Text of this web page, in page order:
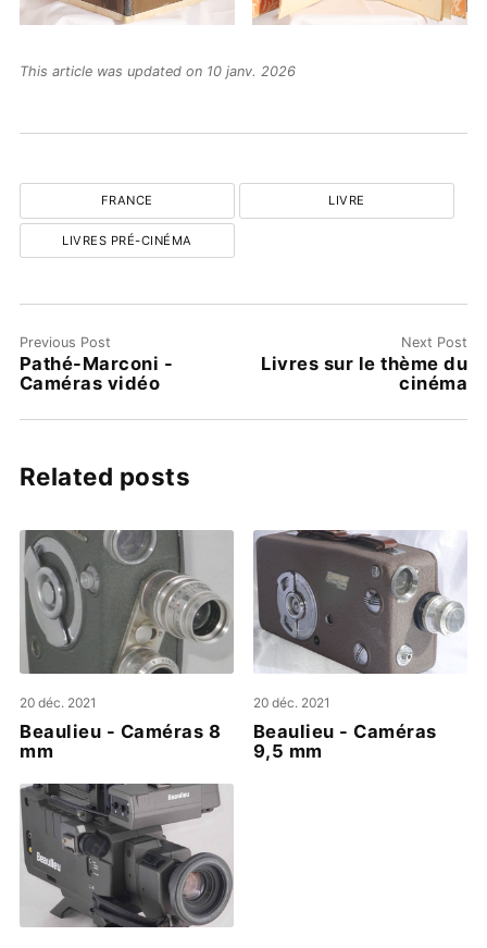
This article was updated on 10 janv. 2026
FRANCE LIVRE
LIVRES PRÉ-CINÉMA
Previous Post
Pathé-Marconi -
Caméras vidéo
Next Post
Livres sur le thème du
cinéma
Related posts
20 déc. 2021
Beaulieu - Caméras 8
mm
20 déc. 2021
Beaulieu - Caméras
9,5 mm